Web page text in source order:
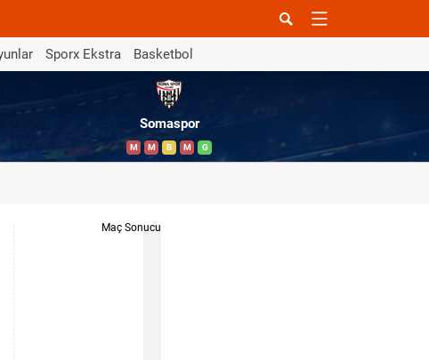
Sporx Ekstra Basketbol
Somaspor
M M B M G
Maç Sonucu